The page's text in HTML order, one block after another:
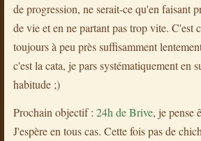
de progression, ne serait-ce qu'en faisant
de vie et en ne partant pas trop vite. C'est
toujours à peu près suffisamment
c'est la cata, je pars systématiquement en
habitude ;)
Prochain objectif : 24h de Brive, je pense
J'espère en tous cas. Cette fois pas de